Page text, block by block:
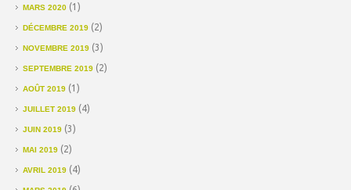
MARS 2020 (1)
DÉCEMBRE 2019 (2)
NOVEMBRE 2019 (3)
SEPTEMBRE 2019 (2)
AOÛT 2019 (1)
JUILLET 2019 (4)
JUIN 2019 (3)
MAI 2019 (2)
AVRIL 2019 (4)